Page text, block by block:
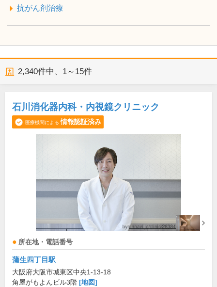
抗がん剤治療
2,340件中、 1～15件
石川消化器内科・内視鏡クリニック
医療機関による 情報認証済み
所在地・電話番号
蒲生四丁目駅
大阪府大阪市城東区中央1-13-18
角屋がもよんビル3階 [地図]